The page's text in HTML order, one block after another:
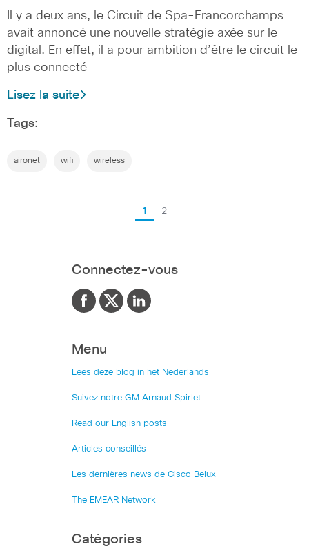
Il y a deux ans, le Circuit de Spa-Francorchamps
avait annoncé une nouvelle stratégie axée sur le
digital. En effet, il a pour ambition d’être le circuit le
plus connecté
Lisez la suite
Tags:
aironet wifi wireless
1 2
Connectez-vous
Menu
Lees deze blog in het Nederlands
Suivez notre GM Arnaud Spirlet
Read our English posts
Articles conseillés
Les dernières news de Cisco Belux
The EMEAR Network
Catégories